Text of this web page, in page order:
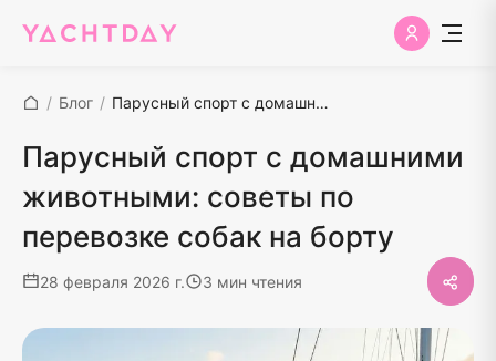
/ Блог / Парусный спорт с домашними животными: советы по перевозке собак на борту
Парусный спорт с домашними
животными: советы по
перевозке собак на борту
28 февраля 2026 г. 3 мин чтения